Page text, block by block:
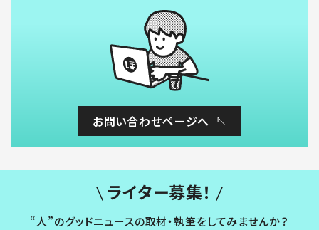
お問い合わせページへ
ライター募集！
“人”のグッドニュースの取材・執筆をしてみませんか？